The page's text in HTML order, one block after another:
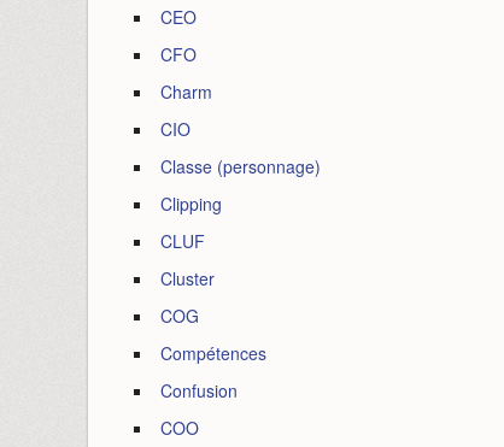
CEO
CFO
Charm
CIO
Classe (personnage)
Clipping
CLUF
Cluster
COG
Compétences
Confusion
COO